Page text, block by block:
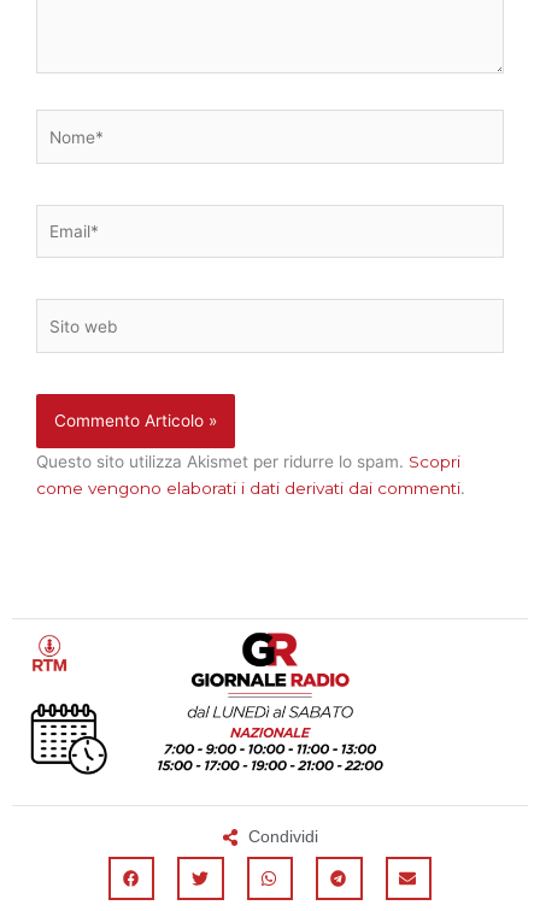
web
Questo sito utilizza Akismet per ridurre lo spam. Scopri
come vengono elaborati i dati derivati dai commenti.
Condividi